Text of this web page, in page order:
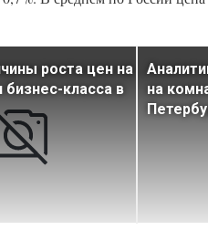
роста цен на
бизнес-класса в
на